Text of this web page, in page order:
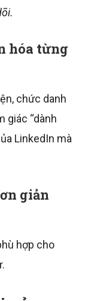
hóa từng
chức danh
giác “dành
LinkedIn mà
giản
hợp cho